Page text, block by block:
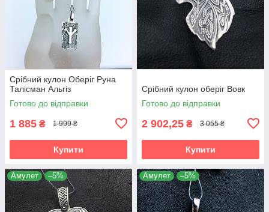
Срібний кулон Оберіг Руна
Талісман Альгіз
Готово до відправки
1 885 ₴ 1 999 ₴
Купити
Срібний кулон оберіг Вовк
Готово до відправки
2 902,25 ₴ 3 055 ₴
Купити
Амулет –5% Амулет –5%